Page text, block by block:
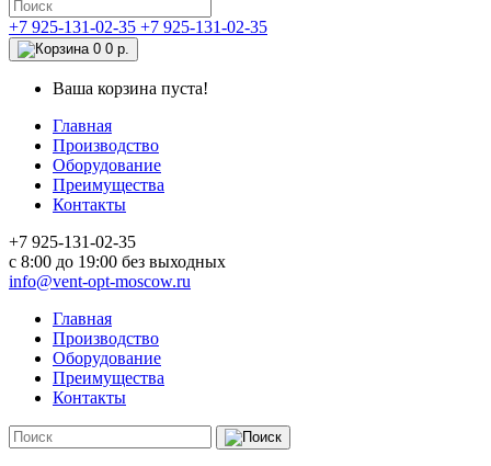
+7 925-131-02-35 +7 925-131-02-35
0 0 р.
Ваша корзина пуста!
Главная
Производство
Оборудование
Преимущества
Контакты
+7 925-131-02-35
c 8:00 до 19:00 без выходных
info@vent-opt-moscow.ru
Главная
Производство
Оборудование
Преимущества
Контакты